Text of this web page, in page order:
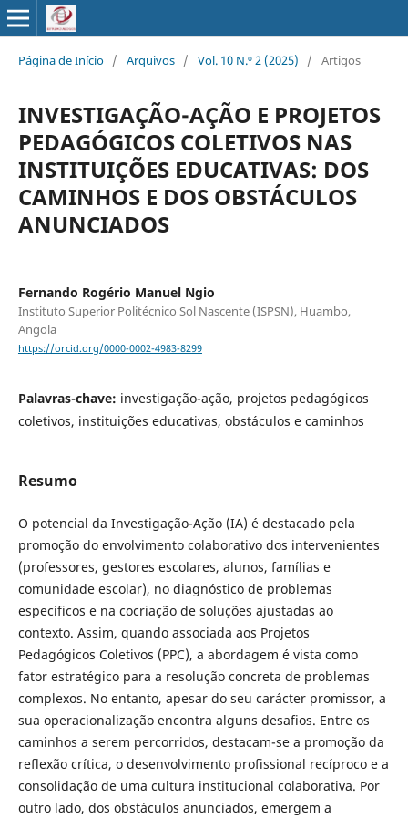
Página de Início / Arquivos / Vol. 10 N.º 2 (2025) / Artigos
INVESTIGAÇÃO-AÇÃO E PROJETOS
PEDAGÓGICOS COLETIVOS NAS
INSTITUIÇÕES EDUCATIVAS: DOS
CAMINHOS E DOS OBSTÁCULOS
ANUNCIADOS
Fernando Rogério Manuel Ngio
Instituto Superior Politécnico Sol Nascente (ISPSN), Huambo,
Angola
https://orcid.org/0000-0002-4983-8299
Palavras-chave: investigação-ação, projetos pedagógicos
coletivos, instituições educativas, obstáculos e caminhos
Resumo
O potencial da Investigação-Ação (IA) é destacado pela
promoção do envolvimento colaborativo dos intervenientes
(professores, gestores escolares, alunos, famílias e
comunidade escolar), no diagnóstico de problemas
específicos e na cocriação de soluções ajustadas ao
contexto. Assim, quando associada aos Projetos
Pedagógicos Coletivos (PPC), a abordagem é vista como
fator estratégico para a resolução concreta de problemas
complexos. No entanto, apesar do seu carácter promissor, a
sua operacionalização encontra alguns desafios. Entre os
caminhos a serem percorridos, destacam-se a promoção da
reflexão crítica, o desenvolvimento profissional recíproco e a
consolidação de uma cultura institucional colaborativa. Por
outro lado, dos obstáculos anunciados, emergem a